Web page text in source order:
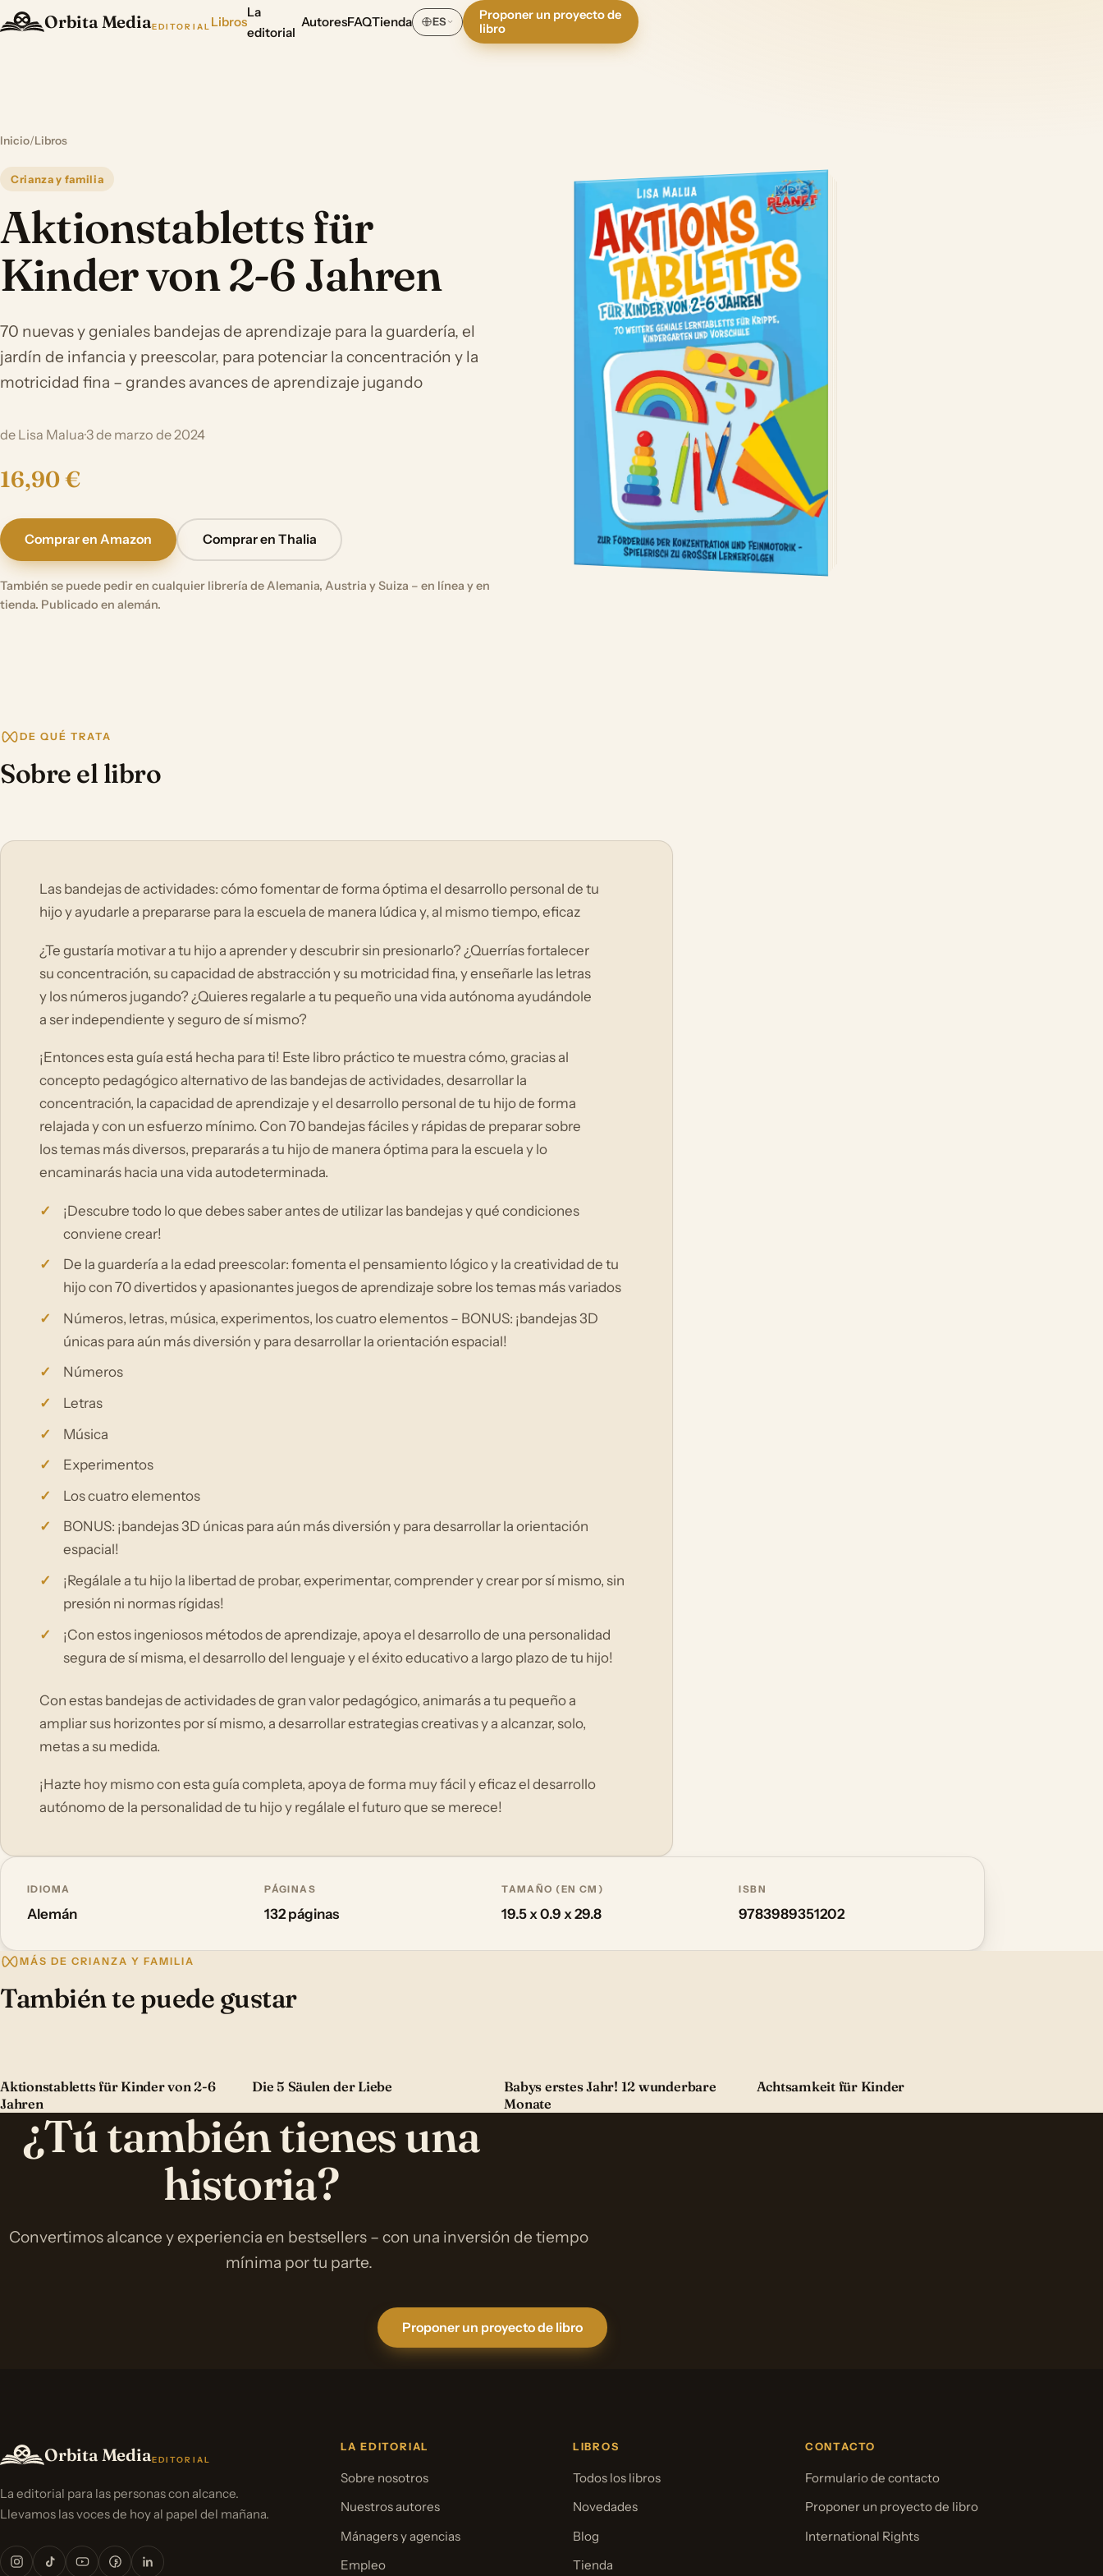
Orbita MediaEDITORIAL Libros
La
editorial
AutoresFAQTienda ES
Proponer un proyecto de
libro
Inicio/Libros
Crianza y familia
Aktionstabletts für
Kinder von 2-6 Jahren
70 nuevas y geniales bandejas de aprendizaje para la guardería, el
jardín de infancia y preescolar, para potenciar la concentración y la
motricidad fina – grandes avances de aprendizaje jugando
de Lisa Malua·3 de marzo de 2024
16,90 €
Comprar en Amazon Comprar en Thalia
También se puede pedir en cualquier librería de Alemania, Austria y Suiza – en línea y en
tienda. Publicado en alemán.
DE QUÉ TRATA
Sobre el libro
Las bandejas de actividades: cómo fomentar de forma óptima el desarrollo personal de tu
hijo y ayudarle a prepararse para la escuela de manera lúdica y, al mismo tiempo, eficaz
¿Te gustaría motivar a tu hijo a aprender y descubrir sin presionarlo? ¿Querrías fortalecer
su concentración, su capacidad de abstracción y su motricidad fina, y enseñarle las letras
y los números jugando? ¿Quieres regalarle a tu pequeño una vida autónoma ayudándole
a ser independiente y seguro de sí mismo?
¡Entonces esta guía está hecha para ti! Este libro práctico te muestra cómo, gracias al
concepto pedagógico alternativo de las bandejas de actividades, desarrollar la
concentración, la capacidad de aprendizaje y el desarrollo personal de tu hijo de forma
relajada y con un esfuerzo mínimo. Con 70 bandejas fáciles y rápidas de preparar sobre
los temas más diversos, prepararás a tu hijo de manera óptima para la escuela y lo
encaminarás hacia una vida autodeterminada.
¡Descubre todo lo que debes saber antes de utilizar las bandejas y qué condiciones
conviene crear!
De la guardería a la edad preescolar: fomenta el pensamiento lógico y la creatividad de tu
hijo con 70 divertidos y apasionantes juegos de aprendizaje sobre los temas más variados
Números, letras, música, experimentos, los cuatro elementos – BONUS: ¡bandejas 3D
únicas para aún más diversión y para desarrollar la orientación espacial!
Números
Letras
Música
Experimentos
Los cuatro elementos
BONUS: ¡bandejas 3D únicas para aún más diversión y para desarrollar la orientación
espacial!
¡Regálale a tu hijo la libertad de probar, experimentar, comprender y crear por sí mismo, sin
presión ni normas rígidas!
¡Con estos ingeniosos métodos de aprendizaje, apoya el desarrollo de una personalidad
segura de sí misma, el desarrollo del lenguaje y el éxito educativo a largo plazo de tu hijo!
Con estas bandejas de actividades de gran valor pedagógico, animarás a tu pequeño a
ampliar sus horizontes por sí mismo, a desarrollar estrategias creativas y a alcanzar, solo,
metas a su medida.
¡Hazte hoy mismo con esta guía completa, apoya de forma muy fácil y eficaz el desarrollo
autónomo de la personalidad de tu hijo y regálale el futuro que se merece!
IDIOMA
Alemán
PÁGINAS
132 páginas
TAMAÑO (EN CM)
19.5 x 0.9 x 29.8
ISBN
9783989351202
MÁS DE CRIANZA Y FAMILIA
También te puede gustar
Aktionstabletts für Kinder von 2-6
Jahren
Die 5 Säulen der Liebe
Babys erstes Jahr! 12 wunderbare
Monate
Achtsamkeit für Kinder
¿Tú también tienes una
historia?
Convertimos alcance y experiencia en bestsellers – con una inversión de tiempo
mínima por tu parte.
Proponer un proyecto de libro
Orbita MediaEDITORIAL
La editorial para las personas con alcance.
Llevamos las voces de hoy al papel del mañana.
LA EDITORIAL
Sobre nosotros
Nuestros autores
Mánagers y agencias
Empleo
LIBROS
Todos los libros
Novedades
Blog
Tienda
CONTACTO
Formulario de contacto
Proponer un proyecto de libro
International Rights